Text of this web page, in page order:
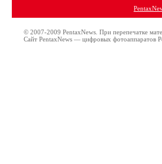
© 2007-2009 PentaxNews. При перепечатке
Сайт PentaxNews — цифровых фотоаппаратов